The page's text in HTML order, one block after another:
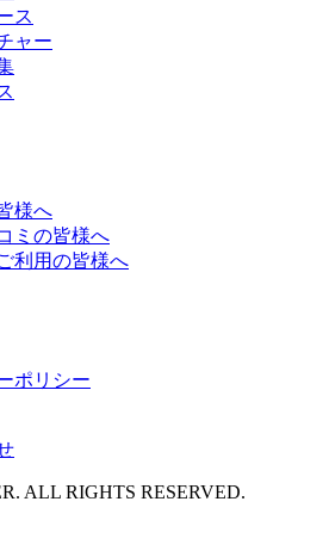
ス
ャー
様へ
ミの皆様へ
利用の皆様へ
ポリシー
ALL RIGHTS RESERVED.